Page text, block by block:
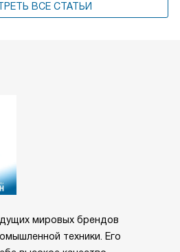
ВСЕ СТАТЬИ
мировых брендов
техники. Его